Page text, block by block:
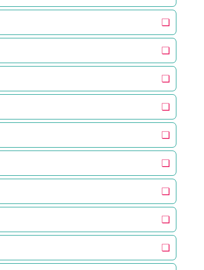
❏
❏
❏
❏
❏
❏
❏
❏
❏